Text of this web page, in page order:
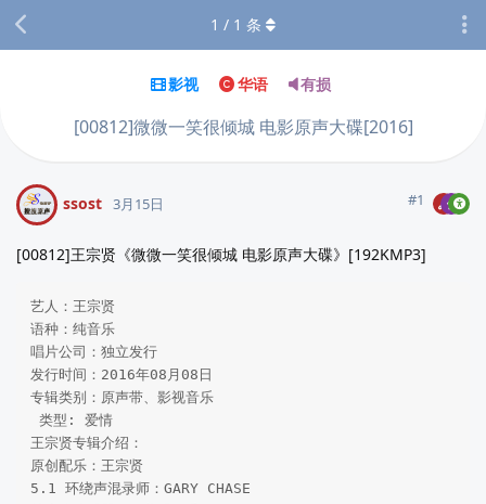
影视 华语 有损
[00812]微微一笑很倾城 电影原声大碟[2016]
1 / 1 条
ssost 3月15日 #1
[00812]王宗贤《微微一笑很倾城 电影原声大碟》[192KMP3]
艺人：王宗贤
语种：纯音乐
唱片公司：独立发行
发行时间：2016年08月08日
专辑类别：原声带、影视音乐
类型: 爱情
王宗贤专辑介绍：
原创配乐：王宗贤
5.1 环绕声混录师：GARY CHASE